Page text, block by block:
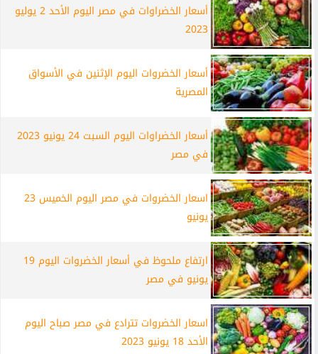
أسعار الخضراوات في مصر اليوم الأحد 2 يوليو
2023
أسعار الخضروات اليوم الإثنين في الأسواق
المصرية
أسعار الخضراوات اليوم السبت 24 يونيو 2023
في مصر
اسعار الخضروات في مصر اليوم الخميس 23
يونيو
ارتفاع ملحوظ في أسعار الخضروات اليوم 19
يونيو في مصر
اسعار الخضروات تترادع في مصر صباح اليوم
الأحد 18 يونيو 2023